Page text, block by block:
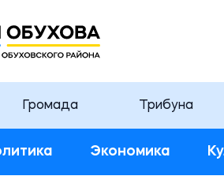
Громада Трибуна
Экономика